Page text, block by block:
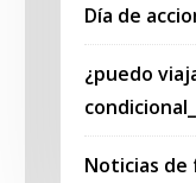
Día de
¿puedo
condicional_
Noticias de